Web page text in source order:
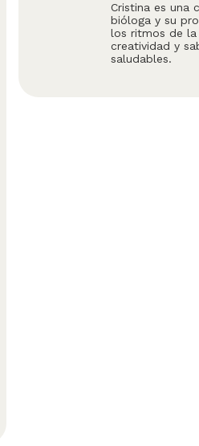
Cristina es una
bióloga y su
los ritmos de la
creatividad y
saludables.